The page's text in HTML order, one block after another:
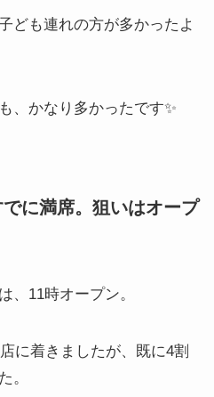
ども連れの方が多かったよ
、かなり多かったです✨
に満席。狙いはオープ
、11時オープン。
に着きましたが、既に4割
。